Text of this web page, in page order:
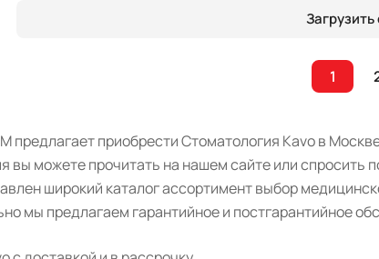
1
предлагает приобрести Стоматология Kavo в
вы можете прочитать на нашем сайте или
широкий каталог ассортимент выбор
мы предлагаем гарантийное и постгарантийное